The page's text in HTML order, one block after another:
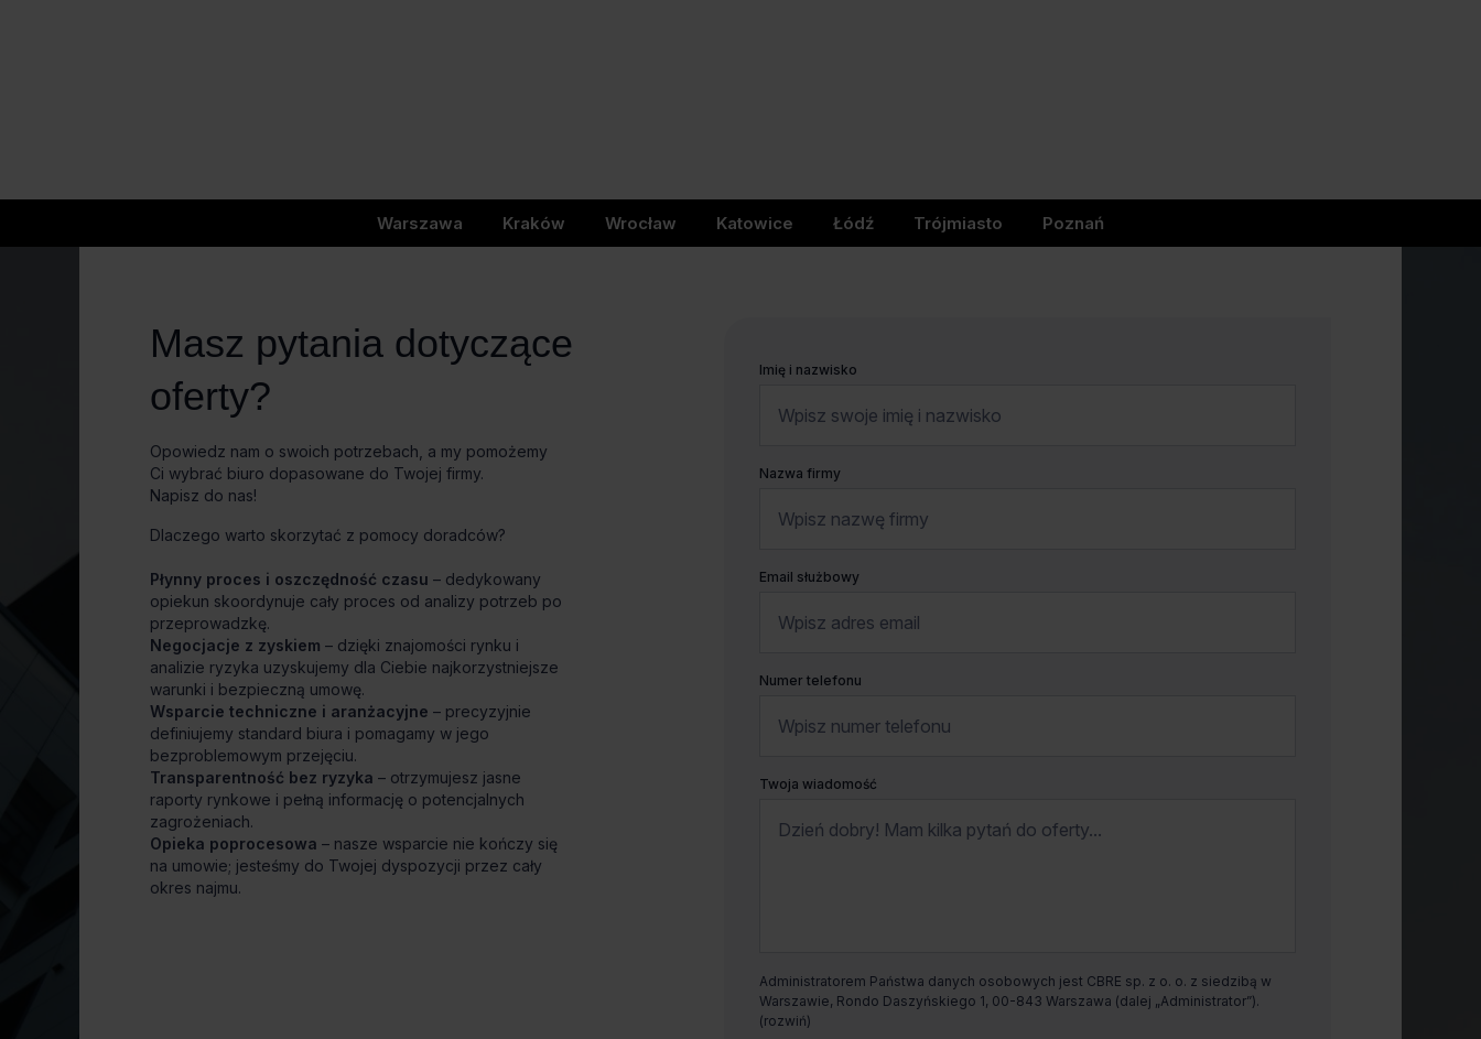
Warszawa Kraków Wrocław Katowice Łódź Trójmiasto Poznań
Masz pytania dotyczące
oferty?
Opowiedz nam o swoich potrzebach, a my pomożemy
Ci wybrać biuro dopasowane do Twojej firmy.
Napisz do nas!
Dlaczego warto skorzytać z pomocy doradców?
Płynny proces i oszczędność czasu – dedykowany
opiekun skoordynuje cały proces od analizy potrzeb po
przeprowadzkę.
Negocjacje z zyskiem – dzięki znajomości rynku i
analizie ryzyka uzyskujemy dla Ciebie najkorzystniejsze
warunki i bezpieczną umowę.
Wsparcie techniczne i aranżacyjne – precyzyjnie
definiujemy standard biura i pomagamy w jego
bezproblemowym przejęciu.
Transparentność bez ryzyka – otrzymujesz jasne
raporty rynkowe i pełną informację o potencjalnych
zagrożeniach.
Opieka poprocesowa – nasze wsparcie nie kończy się
na umowie; jesteśmy do Twojej dyspozycji przez cały
okres najmu.
Imię i nazwisko
Nazwa firmy
Email służbowy
Numer telefonu
Twoja wiadomość
Administratorem Państwa danych osobowych jest CBRE sp. z o. o. z siedzibą w
Warszawie, Rondo Daszyńskiego 1, 00-843 Warszawa (dalej „Administrator”).